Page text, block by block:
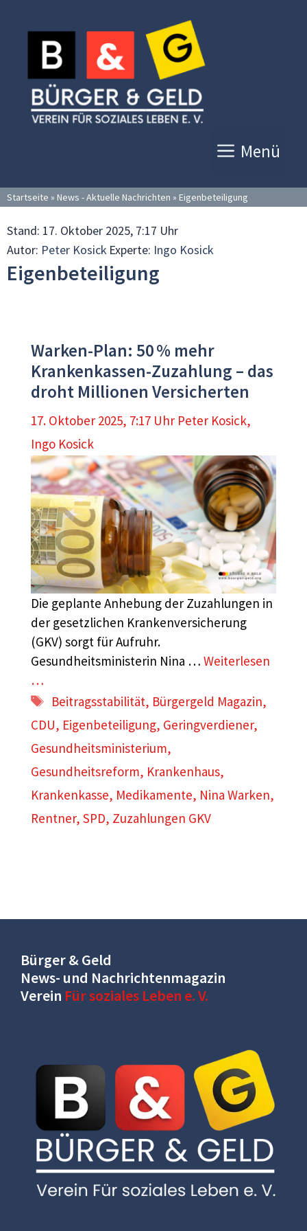
Inhalt
springen
Menü
Startseite » News - Aktuelle Nachrichten » Eigenbeteiligung
Stand: 17. Oktober 2025, 7:17 Uhr
Autor: Peter Kosick Experte: Ingo Kosick
Eigenbeteiligung
Warken-Plan: 50 % mehr
Krankenkassen-Zuzahlung – das
droht Millionen Versicherten
17. Oktober 2025, 7:17 Uhr Peter Kosick,
Ingo Kosick
Die geplante Anhebung der Zuzahlungen in
der gesetzlichen Krankenversicherung
(GKV) sorgt für Aufruhr.
Gesundheitsministerin Nina … Weiterlesen
…
Schlagwörter
Beitragsstabilität, Bürgergeld Magazin,
CDU, Eigenbeteiligung, Geringverdiener,
Gesundheitsministerium,
Gesundheitsreform, Krankenhaus,
Krankenkasse, Medikamente, Nina Warken,
Rentner, SPD, Zuzahlungen GKV
Bürger & Geld
News- und Nachrichtenmagazin
Verein Für soziales Leben e. V.